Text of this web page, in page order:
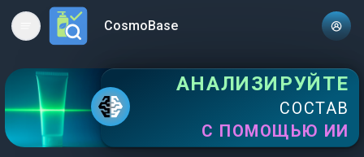
Open main menuCosmoBase
АНАЛИЗИРУЙТЕ
СОСТАВ
С ПОМОЩЬЮ ИИ